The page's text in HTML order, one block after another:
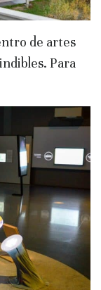
de artes
Para